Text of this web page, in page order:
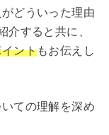
どういった理由
介すると共に、
ントもお伝えし
ての理解を深め